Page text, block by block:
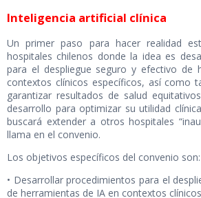
Inteligencia artificial clínica
Un primer paso para hacer realidad
hospitales chilenos donde la idea es
para el despliegue seguro y efectivo de
contextos clínicos específicos, así como
garantizar resultados de salud
desarrollo para optimizar su utilidad
buscará extender a otros hospitales
llama en el convenio.
Los objetivos específicos del convenio son:
• Desarrollar procedimientos para el
de herramientas de IA en contextos